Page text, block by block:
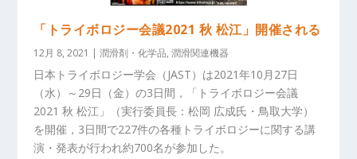
「トライボロジー会議2021 秋 松江」開催される
12月 8, 2021 |潤滑剤・化学品,潤滑関連機器
日本トライボロジー学会（JAST）は2021年10月27日
（水）～29日（金）の3日間，「トライボロジー会議
2021 秋 松江」（実行委員長：松岡 広成氏・鳥取大学）
を開催，3日間で227件の各種トライボロジーに関する講
演・発表が行われ約700名が参加した。